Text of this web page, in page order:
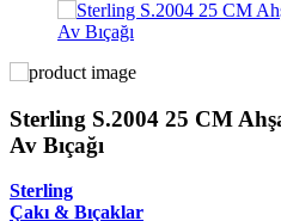
Sterling S.2004 25 CM
Av Bıçağı
Sterling
Çakı & Bıçaklar